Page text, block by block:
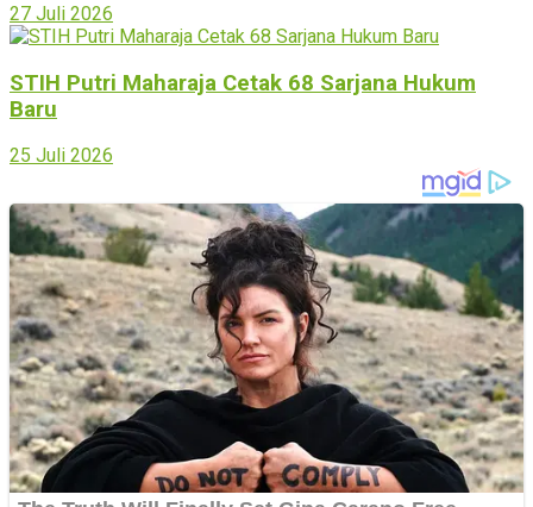
27 Juli 2026
STIH Putri Maharaja Cetak 68 Sarjana Hukum
Baru
25 Juli 2026